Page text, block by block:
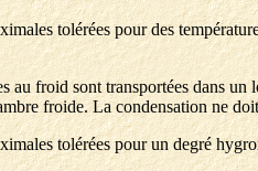
tolérées pour des
froid sont transportées dans
froide. La condensation ne
tolérées pour un degré